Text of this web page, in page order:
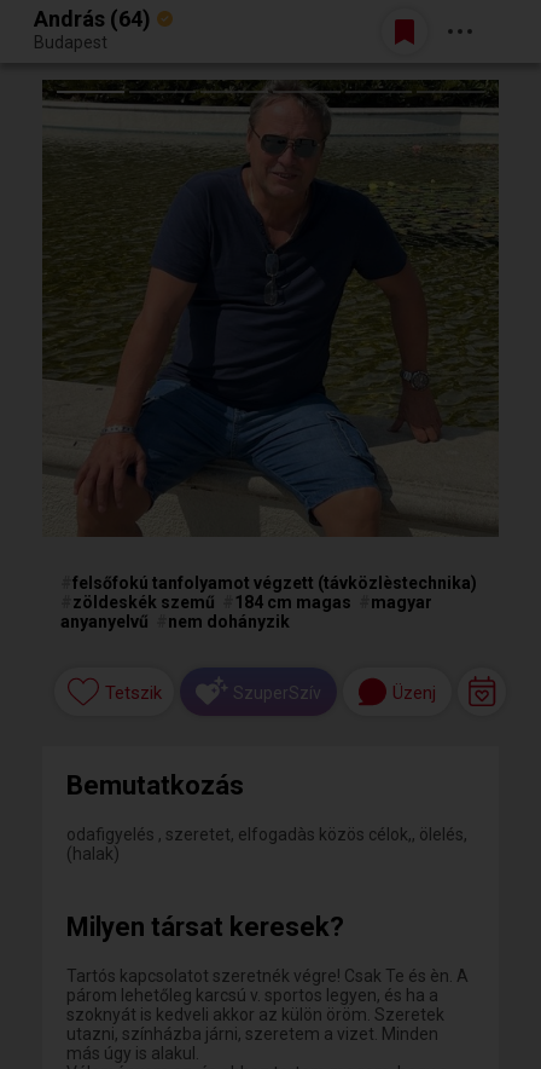
Egy jó randiból bármi lehet.
Belépés
András (64)
Budapest
felsőfokú tanfolyamot végzett (távközlèstechnika)
zöldeskék szemű 184 cm magas
magyar
anyanyelvű
nem dohányzik
Tetszik SzuperSzív Üzenj
Bemutatkozás
odafigyelés , szeretet, elfogadàs közös célok,, ölelés,
(halak)
Milyen társat keresek?
Tartós kapcsolatot szeretnék végre! Csak Te és èn. A
párom lehetőleg karcsú v. sportos legyen, és ha a
szoknyát is kedveli akkor az külön öröm. Szeretek
utazni, színházba járni, szeretem a vizet. Minden
más úgy is alakul.